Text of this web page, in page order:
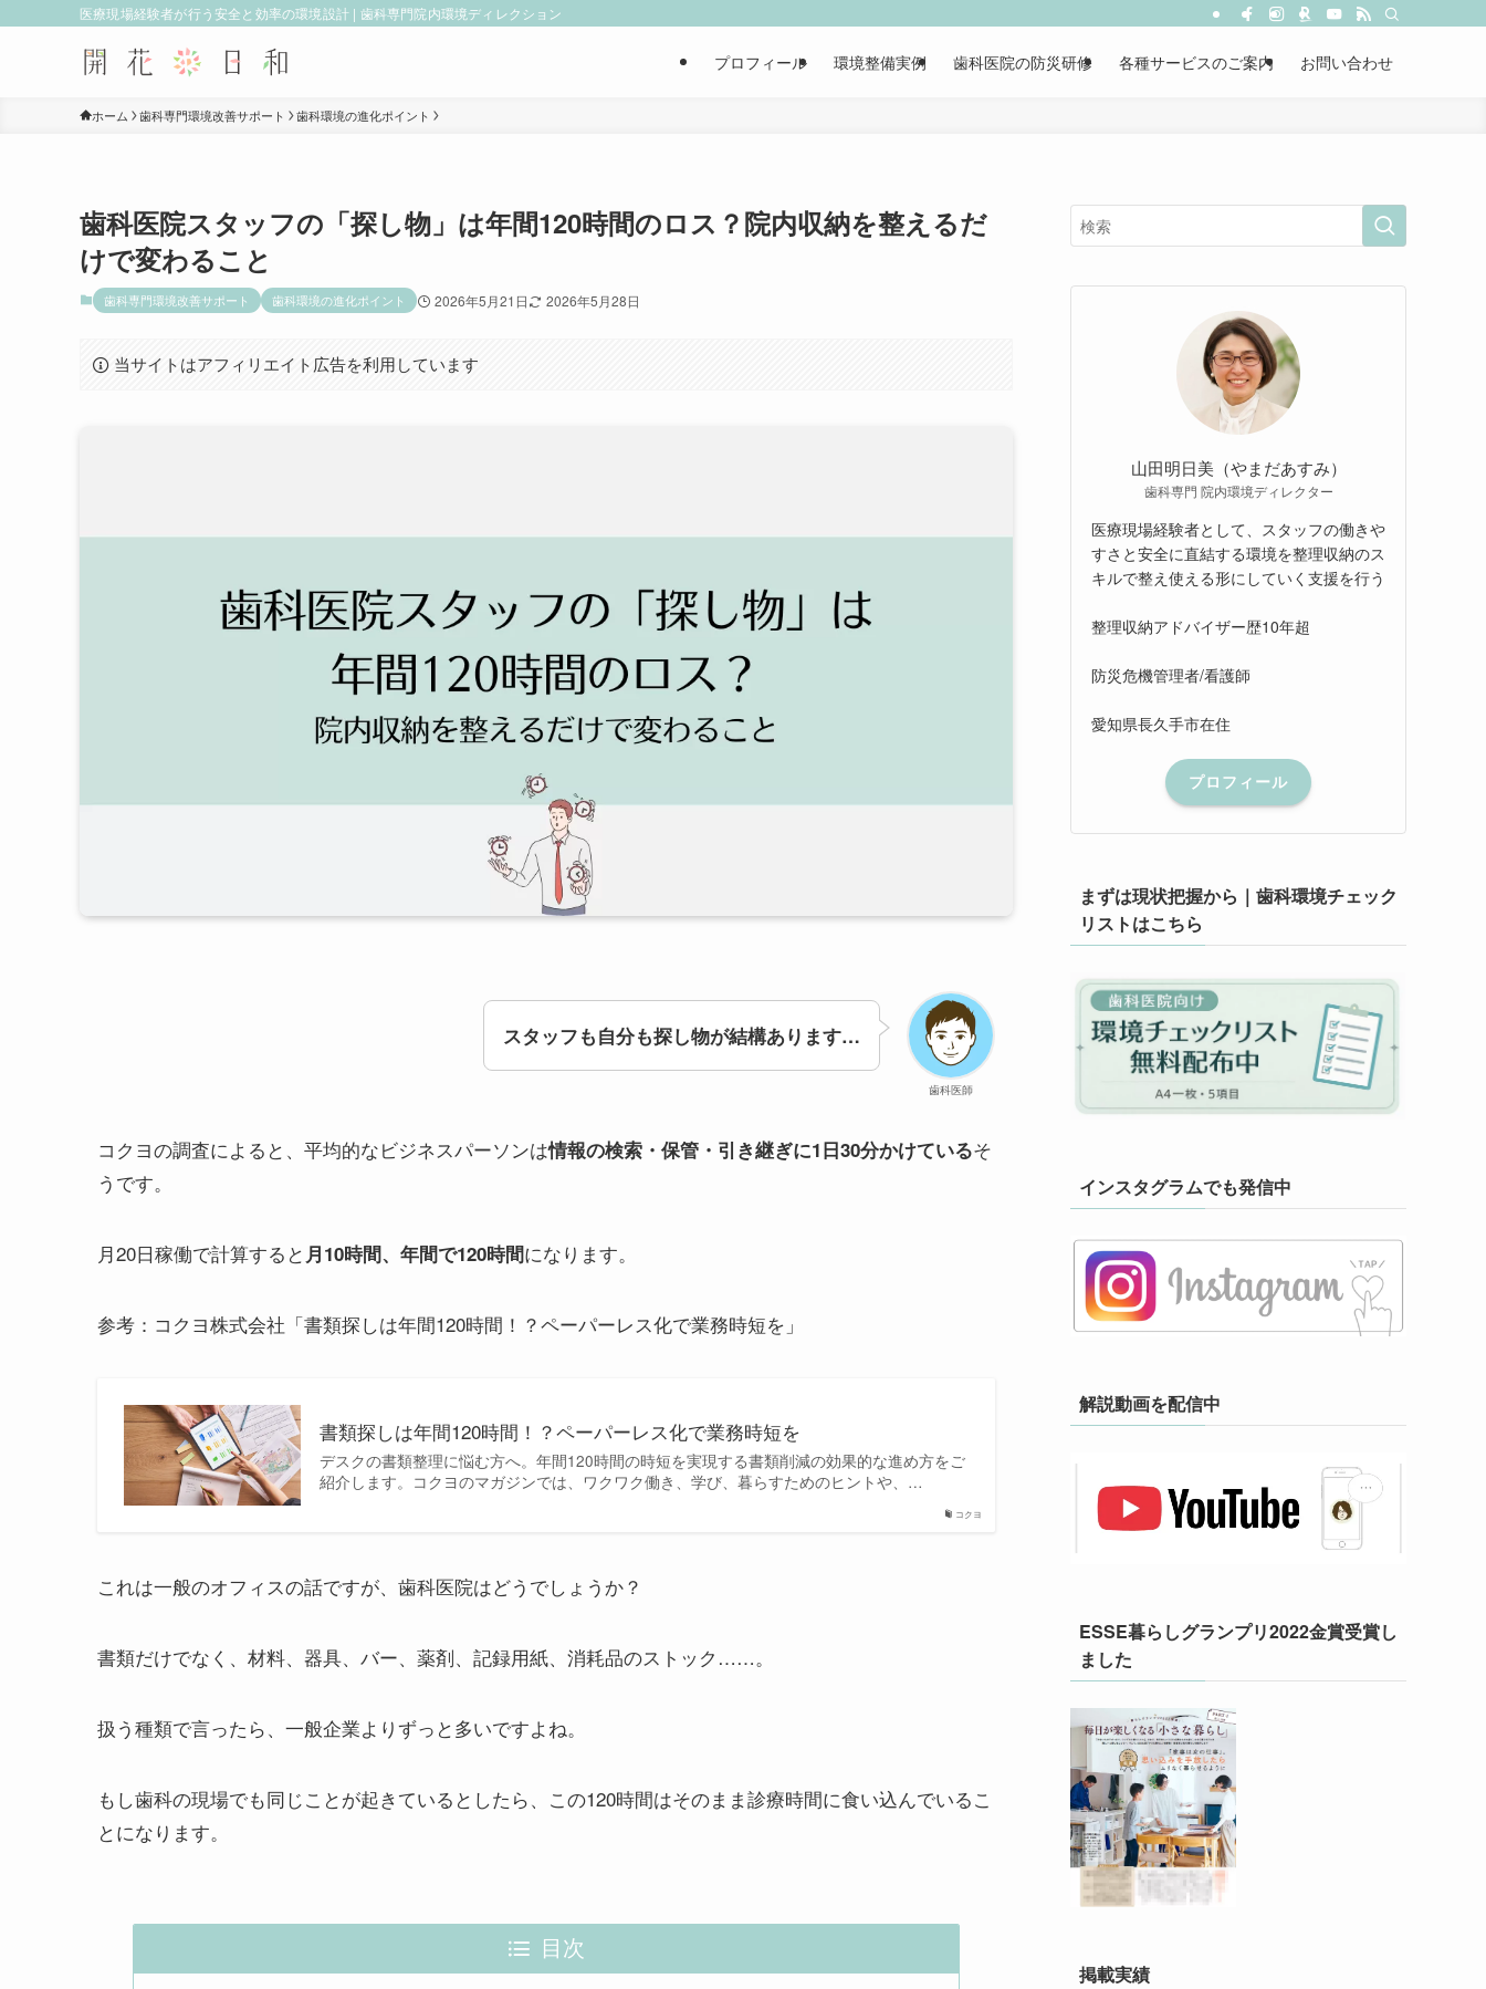
医療現場経験者が行う安全と効率の環境設計 | 歯科専門院内環境ディレクション
プロフィール 環境整備実例 歯科医院の防災研修 各種サービスのご案内 お問い合わせ
ホーム 歯科専門環境改善サポート 歯科環境の進化ポイント
歯科医院スタッフの「探し物」は年間120時間のロス？院内収納を整えるだ
けで変わること
歯科専門環境改善サポート 歯科環境の進化ポイント 2026年5月21日 2026年5月28日
当サイトはアフィリエイト広告を利用しています
歯科医師
スタッフも自分も探し物が結構あります…
コクヨの調査によると、平均的なビジネスパーソンは情報の検索・保管・引き継ぎに1日30分かけているそ
うです。
月20日稼働で計算すると 月10時間、年間で120時間になります。
参考：コクヨ株式会社「書類探しは年間120時間！？ペーパーレス化で業務時短を」
コクヨ
書類探しは年間120時間！？ペーパーレス化で業務時短を
デスクの書類整理に悩む方へ。年間120時間の時短を実現する書類削減の効果的な進め方をご
紹介します。コクヨのマガジンでは、ワクワク働き、学び、暮らすためのヒントや、…
これは一般のオフィスの話ですが、歯科医院はどうでしょうか？
書類だけでなく、材料、器具、バー、薬剤、記録用紙、消耗品のストック……。
扱う種類で言ったら、一般企業よりずっと多いですよね。
もし歯科の現場でも同じことが起きているとしたら、この120時間はそのまま診療時間に食い込んでいるこ
とになります。
目次
山田明日美（やまだあすみ）
歯科専門 院内環境ディレクター
医療現場経験者として、スタッフの働きや
すさと安全に直結する環境を整理収納のス
キルで整え使える形にしていく支援を行う
整理収納アドバイザー歴10年超
防災危機管理者/看護師
愛知県長久手市在住
プロフィール
まずは現状把握から｜歯科環境チェック
リストはこちら
インスタグラムでも発信中
解説動画を配信中
ESSE暮らしグランプリ2022金賞受賞し
ました
掲載実績